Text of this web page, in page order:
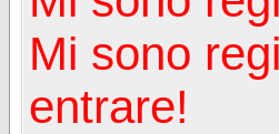
Mi sono
entrare!